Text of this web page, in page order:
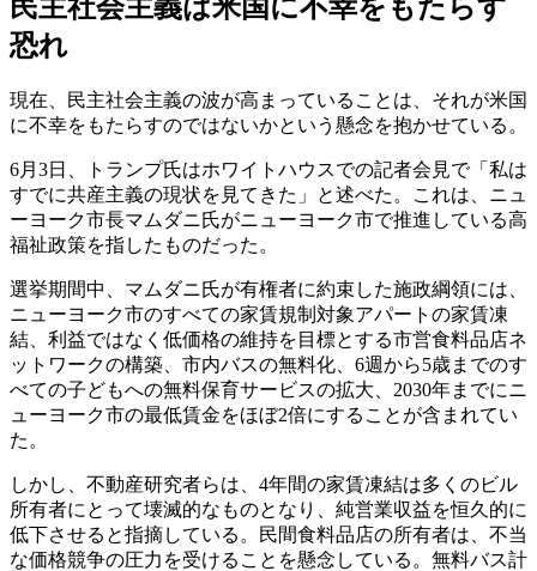
民主社会主義は米国に不幸をもたらす
恐れ
現在、民主社会主義の波が高まっていることは、それが米国
に不幸をもたらすのではないかという懸念を抱かせている。
6月3日、トランプ氏はホワイトハウスでの記者会見で「私は
すでに共産主義の現状を見てきた」と述べた。これは、ニュ
ーヨーク市長マムダニ氏がニューヨーク市で推進している高
福祉政策を指したものだった。
選挙期間中、マムダニ氏が有権者に約束した施政綱領には、
ニューヨーク市のすべての家賃規制対象アパートの家賃凍
結、利益ではなく低価格の維持を目標とする市営食料品店ネ
ットワークの構築、市内バスの無料化、6週から5歳までのす
べての子どもへの無料保育サービスの拡大、2030年までにニ
ューヨーク市の最低賃金をほぼ2倍にすることが含まれてい
た。
しかし、不動産研究者らは、4年間の家賃凍結は多くのビル
所有者にとって壊滅的なものとなり、純営業収益を恒久的に
低下させると指摘している。民間食料品店の所有者は、不当
な価格競争の圧力を受けることを懸念している。無料バス計